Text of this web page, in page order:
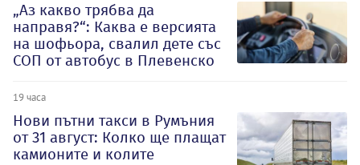
„Аз какво трябва да
направя?“: Каква е версията
на шофьора, свалил дете със
СОП от автобус в Плевенско
19 часа
Нови пътни такси в Румъния
от 31 август: Колко ще плащат
камионите и колите